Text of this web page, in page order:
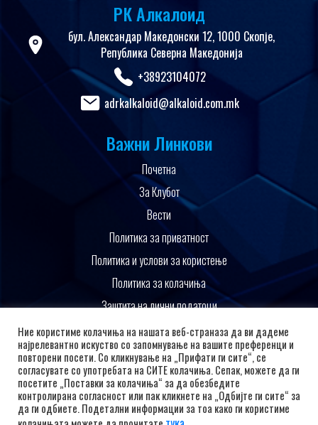
РК Алкалоид
бул. Александар Македонски 12, 1000 Скопје,
Република Северна Македонија
+38923104072
adrkalkaloid@alkaloid.com.mk
Важни Линкови
Почетна
За Клубот
Вести
Политика за приватност
Политика и услови за користење
Политика за колачиња
Заштита на лични податоци
Поддржано од
Ние користиме колачиња на нашата веб-страназа да ви дадеме
најрелевантно искуство со запомнување на вашите преференци и
повторени посети. Со кликнување на „Прифати ги сите“, се
согласувате со употребата на СИТЕ колачиња. Сепак, можете да ги
посетите „Поставки за колачиња“ за да обезбедите
контролирана согласност или пак кликнете на „Одбијте ги сите“ за
да ги одбиете. Подетални информации за тоа како ги користиме